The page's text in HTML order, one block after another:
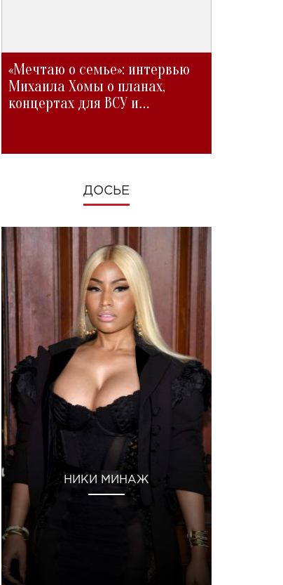
«Мечтаю о семье»: интервью
Михаила Хомы о планах,
концертах для ВСУ и
ДОСЬЕ
НИКИ МИНАЖ